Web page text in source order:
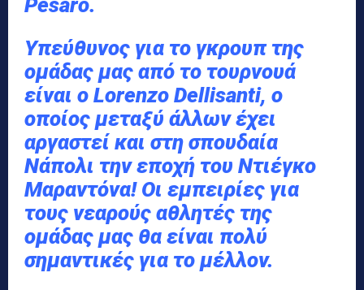
Pesaro.
Υπεύθυνος για το γκρουπ της
ομάδας μας από το τουρνουά
είναι ο Lorenzo Dellisanti, ο
οποίος μεταξύ άλλων έχει
αργαστεί και στη σπουδαία
Νάπολι την εποχή του Ντιέγκο
Μαραντόνα! Οι εμπειρίες για
τους νεαρούς αθλητές της
ομάδας μας θα είναι πολύ
σημαντικές για το μέλλον.